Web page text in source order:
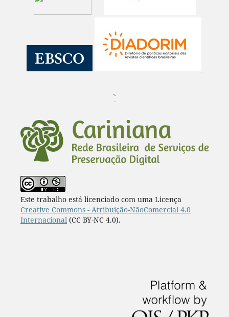
¨
Este trabalho está licenciado com uma Licença
Creative Commons - Atribuição-NãoComercial 4.0
Internacional (CC BY-NC 4.0).